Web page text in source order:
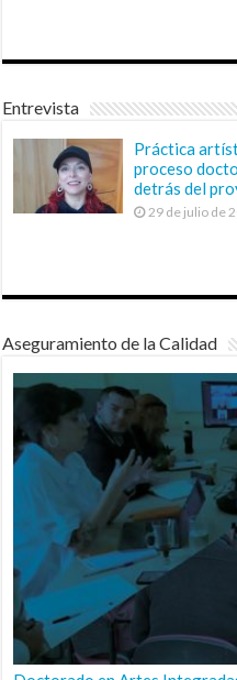
Entrevista
Práctica
proceso
detrás del
29 de julio de
Aseguramiento de la Calidad